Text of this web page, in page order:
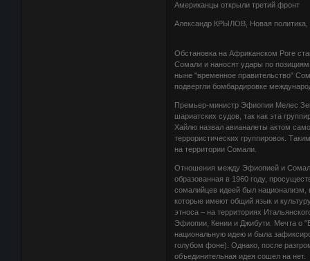
Американцы открыли третий фронт
Александр КРЫЛОВ, Новая политика,
Обстановка на Африканском Роге
Сомали и наносят удары по
ныне "временное правительство"
подвергли бомбардировке
Премьер-министр Эфиопии Мелес
шариатских судов, так как эта
Хайлю назвал авианалеты актом
террористических группировок.
на территории Сомали.
Отношения между Эфиопией и
образованная в 1960 году,
сомалийцев идеей был национализм,
которые имеют общий язык и
этноса – на территориях
Эфиопии, Кении и Джибути. Мечта о
национальную идею и была
голубом фоне). Однако, после
объединительная идея сошел на нет.